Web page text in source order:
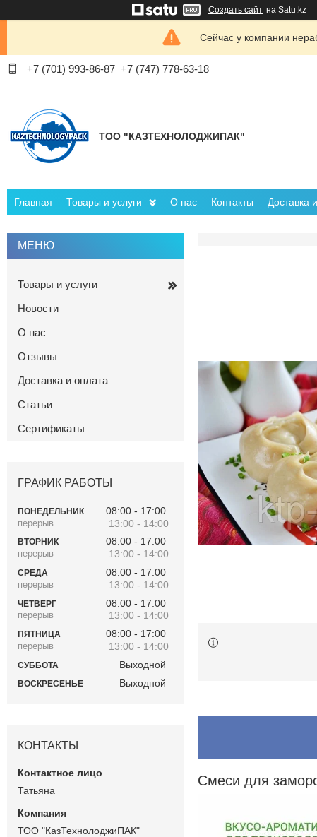
Создать сайт на Satu.kz
Сейчас у компании
+7 (701) 993-86-87 +7 (747) 778-63-18
ТОО "КАЗТЕХНОЛОДЖИПАК"
Главная Товары и услуги О нас Контакты Доставка
Смеси для
Товары и услуги
Новости
О нас
Отзывы
Доставка и оплата
Статьи
Сертификаты
ГРАФИК РАБОТЫ
ПОНЕДЕЛЬНИК 08:00
17:00
13:00
14:00
ВТОРНИК 08:00
17:00
13:00
14:00
СРЕДА 08:00
17:00
13:00
14:00
ЧЕТВЕРГ 08:00
17:00
13:00
14:00
ПЯТНИЦА 08:00
17:00
13:00
14:00
СУББОТА Выходной
ВОСКРЕСЕНЬЕ Выходной
КОНТАКТЫ
Татьяна
ТОО "КазТехнолоджиПАК"